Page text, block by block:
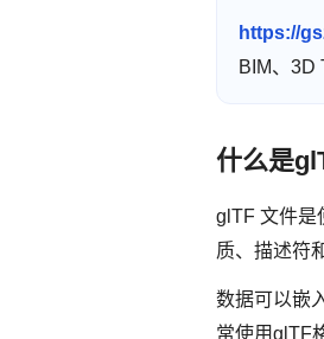
https://
BIM、3D
什么是
glTF 文件是
质、描述符
数据可以嵌
常使用glTF